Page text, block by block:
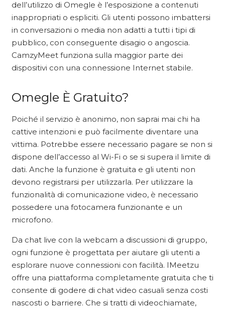
dell’utilizzo di Omegle è l’esposizione a contenuti
inappropriati o espliciti. Gli utenti possono imbattersi
in conversazioni o media non adatti a tutti i tipi di
pubblico, con conseguente disagio o angoscia.
CamzyMeet funziona sulla maggior parte dei
dispositivi con una connessione Internet stabile.
Omegle È Gratuito?
Poiché il servizio è anonimo, non saprai mai chi ha
cattive intenzioni e può facilmente diventare una
vittima. Potrebbe essere necessario pagare se non si
dispone dell’accesso al Wi-Fi o se si supera il limite di
dati. Anche la funzione è gratuita e gli utenti non
devono registrarsi per utilizzarla. Per utilizzare la
funzionalità di comunicazione video, è necessario
possedere una fotocamera funzionante e un
microfono.
Da chat live con la webcam a discussioni di gruppo,
ogni funzione è progettata per aiutare gli utenti a
esplorare nuove connessioni con facilità. IMeetzu
offre una piattaforma completamente gratuita che ti
consente di godere di chat video casuali senza costi
nascosti o barriere. Che si tratti di videochiamate,